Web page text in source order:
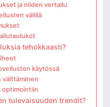
ja niiden vertailu
välillä
tehokkaasti?
käytössä
välttäminen
optimointiin
tulevaisuuden trendit?